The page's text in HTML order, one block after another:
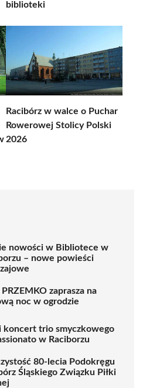
biblioteki
Racibórz w walce o Puchar
Rowerowej Stolicy Polski
2026
nowości w Bibliotece w
– nowe powieści
zaprasza na
noc w ogrodzie
koncert trio smyczkowego
w Raciborzu
80-lecia Podokręgu
Śląskiego Związku Piłki